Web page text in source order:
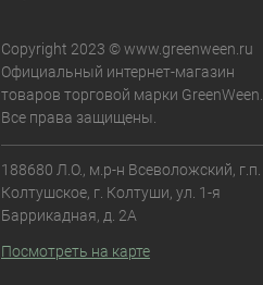
Copyright 2023 © www.greenween.ru
Официальный интернет-магазин
товаров торговой марки GreenWeen.
Все права защищены.
188680 Л.О., м.р-н Всеволожский, г.п.
Колтушское, г. Колтуши, ул. 1-я
Баррикадная, д. 2А
Посмотреть на карте